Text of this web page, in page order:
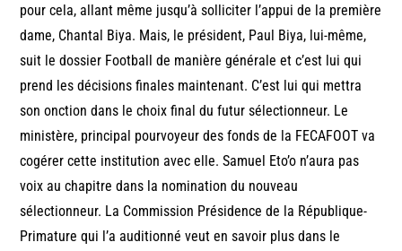
pour cela, allant même jusqu’à solliciter l’appui de la première
dame, Chantal Biya. Mais, le président, Paul Biya, lui-même,
suit le dossier Football de manière générale et c’est lui qui
prend les décisions finales maintenant. C’est lui qui mettra
son onction dans le choix final du futur sélectionneur. Le
ministère, principal pourvoyeur des fonds de la FECAFOOT va
cogérer cette institution avec elle. Samuel Eto’o n’aura pas
voix au chapitre dans la nomination du nouveau
sélectionneur. La Commission Présidence de la République-
Primature qui l’a auditionné veut en savoir plus dans le